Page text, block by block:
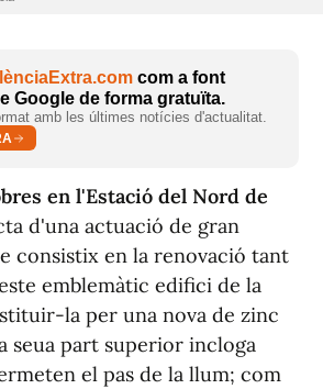
com a font
Google de forma gratuïta.
amb les últimes notícies d'actualitat.
en l'Estació del Nord de
d'una actuació de gran
consistix en la renovació tant
emblemàtic edifici de la
la per una nova de zinc
seua part superior incloga
el pas de la llum; com